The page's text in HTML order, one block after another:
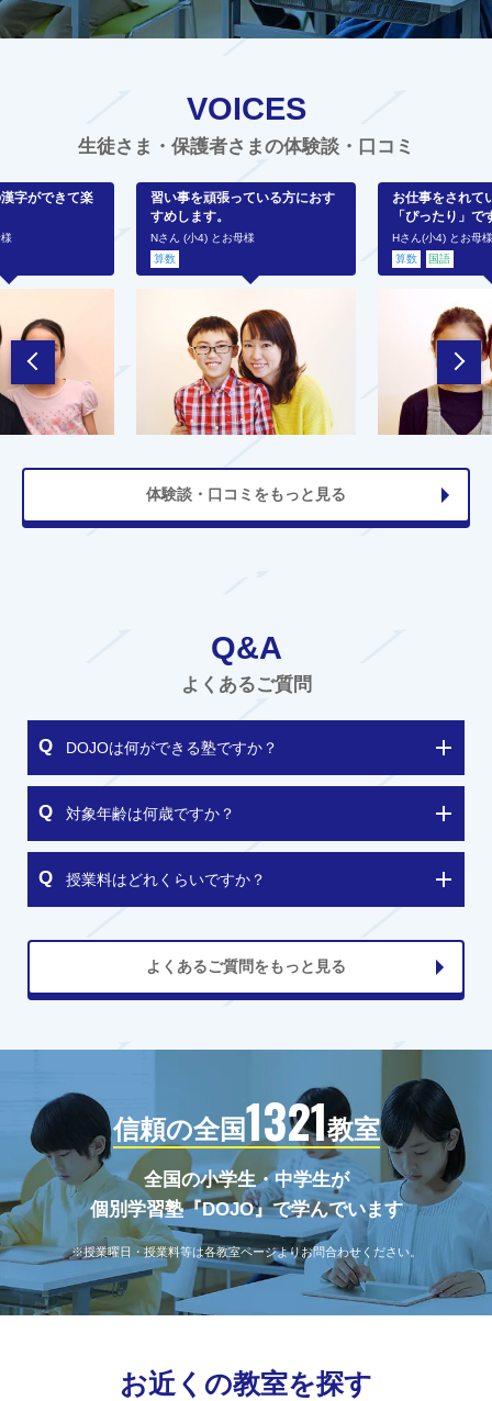
VOICES
生徒さま・保護者さまの体験談・口コミ
字ができて楽
習い事を頑張っている方におす
すめします。
Nさん (小4) とお母様
算数
お仕事をされて
「ぴったり」で
Hさん(小4) とお母
算数
国語
体験談・口コミをもっと見る
Q&A
よくあるご質問
DOJOは何ができる塾ですか？
対象年齢は何歳ですか？
授業料はどれくらいですか？
よくあるご質問をもっと見る
信頼の全国1321教室
全国の小学生・中学生が
個別学習塾『DOJO』で学んでいます
※授業曜日・授業料等は各教室ページよりお問合わせください。
お近くの教室を探す